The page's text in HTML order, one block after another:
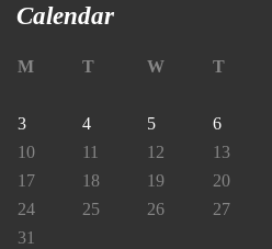
Calendar
M T W T
3
4 5 6
10
11 12 13
17
18 19 20
24
25 26 27
31